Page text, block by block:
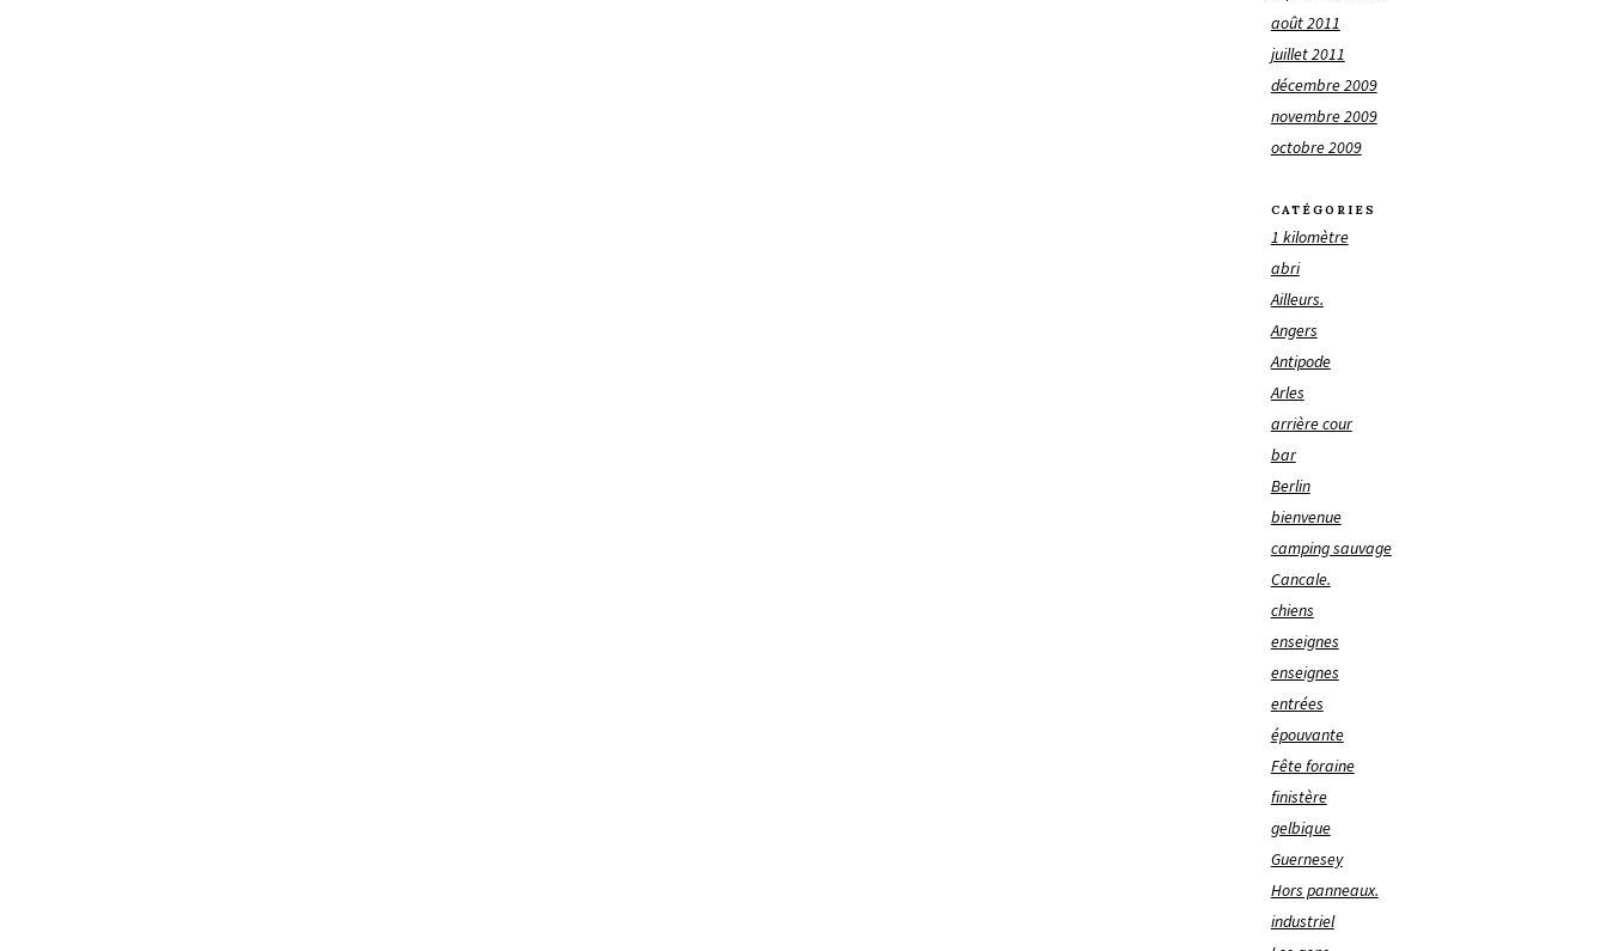
août 2011
juillet 2011
décembre 2009
novembre 2009
octobre 2009
CATÉGORIES
1 kilomètre
abri
Ailleurs.
Angers
Antipode
Arles
arrière cour
bar
Berlin
bienvenue
camping sauvage
Cancale.
chiens
enseignes
enseignes
entrées
épouvante
Fête foraine
finistère
gelbique
Guernesey
Hors panneaux.
industriel